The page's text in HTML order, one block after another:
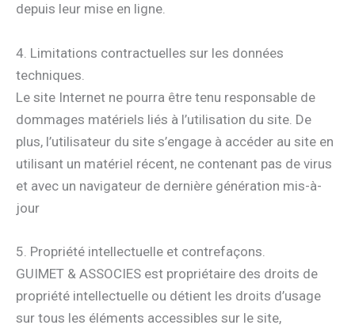
depuis leur mise en ligne.
4. Limitations contractuelles sur les données
techniques.
Le site Internet ne pourra être tenu responsable de
dommages matériels liés à l’utilisation du site. De
plus, l’utilisateur du site s’engage à accéder au site en
utilisant un matériel récent, ne contenant pas de virus
et avec un navigateur de dernière génération mis-à-
jour
5. Propriété intellectuelle et contrefaçons.
GUIMET & ASSOCIES est propriétaire des droits de
propriété intellectuelle ou détient les droits d’usage
sur tous les éléments accessibles sur le site,